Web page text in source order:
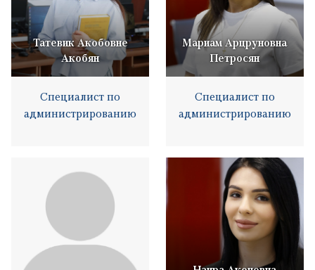
Татевик Акобовне
Акобян
Специалист по
администрированию
Мариам Арцруновна
Петросян
Специалист по
администрированию